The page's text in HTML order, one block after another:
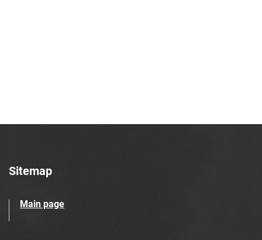
Tarnowskie Azoty : tygodnik Zakładów
Sitemap
Main page